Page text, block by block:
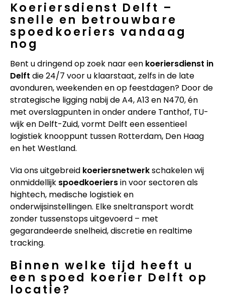
Koeriersdienst Delft –
snelle en betrouwbare
spoedkoeriers vandaag
nog
Bent u dringend op zoek naar een koeriersdienst in
Delft die 24/7 voor u klaarstaat, zelfs in de late
avonduren, weekenden en op feestdagen? Door de
strategische ligging nabij de A4, A13 en N470, én
met overslagpunten in onder andere Tanthof, TU-
wijk en Delft-Zuid, vormt Delft een essentieel
logistiek knooppunt tussen Rotterdam, Den Haag
en het Westland.
Via ons uitgebreid koeriersnetwerkschakelen wij
onmiddellijk spoedkoeriersin voor sectoren als
hightech, medische logistiek en
onderwijsinstellingen. Elke sneltransport wordt
zonder tussenstops uitgevoerd – met
gegarandeerde snelheid, discretie en realtime
tracking.
Binnen welke tijd heeft u
een spoed koerier Delft op
locatie?